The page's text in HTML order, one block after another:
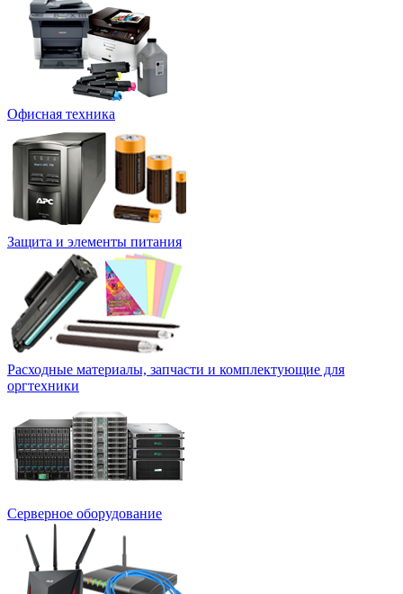
Офисная техника
Защита и элементы питания
Расходные материалы, запчасти и комплектующие для
оргтехники
Серверное оборудование